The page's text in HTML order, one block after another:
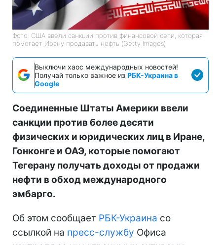
Фото: США ввели санкции против финансовой сети, которая
помогает Ирану продавать нефть (Getty Images)
Выключи хаос международных новостей!
Получай только важное из РБК-Украина в
Google
Соединенные Штаты Америки ввели
санкции против более десяти
физических и юридических лиц в Иране,
Гонконге и ОАЭ, которые помогают
Тегерану получать доходы от продажи
нефти в обход международного
эмбарго.
Об этом сообщает РБК-Украина со
ссылкой на пресс-службу Офиса